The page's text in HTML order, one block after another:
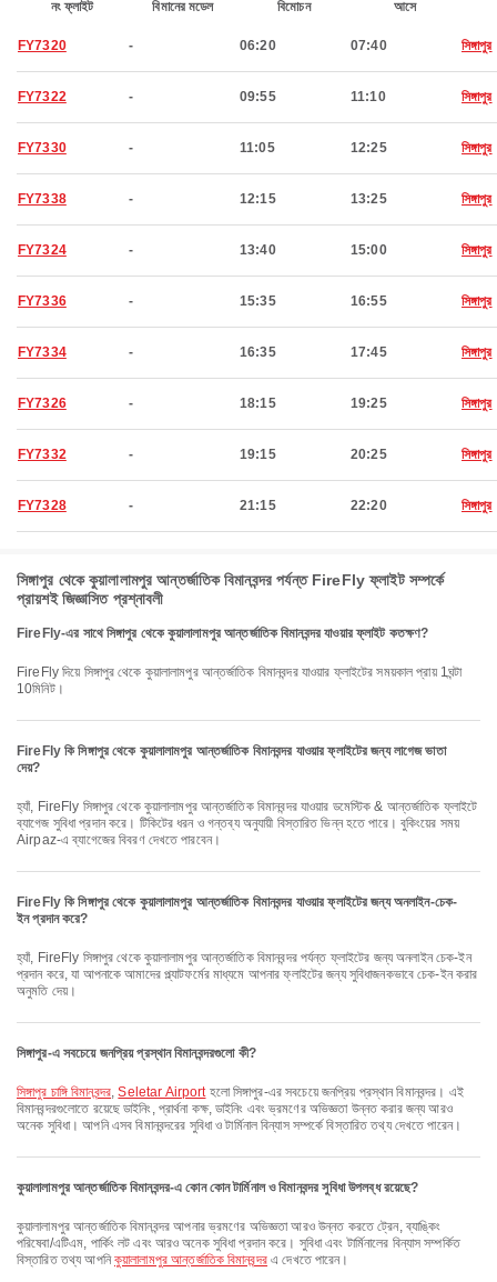
নং ফ্লাইট বিমানের মডেল বিমোচন আসে
FY7320 - 06:20 07:40 সিঙ্গাপুর
FY7322 - 09:55 11:10 সিঙ্গাপুর
FY7330 - 11:05 12:25 সিঙ্গাপুর
FY7338 - 12:15 13:25 সিঙ্গাপুর
FY7324 - 13:40 15:00 সিঙ্গাপুর
FY7336 - 15:35 16:55 সিঙ্গাপুর
FY7334 - 16:35 17:45 সিঙ্গাপুর
FY7326 - 18:15 19:25 সিঙ্গাপুর
FY7332 - 19:15 20:25 সিঙ্গাপুর
FY7328 - 21:15 22:20 সিঙ্গাপুর
সিঙ্গাপুর থেকে কুয়ালালামপুর আন্তর্জাতিক বিমানবন্দর পর্যন্ত FireFly ফ্লাইট সম্পর্কে
প্রায়শই জিজ্ঞাসিত প্রশ্নাবলী
FireFly-এর সাথে সিঙ্গাপুর থেকে কুয়ালালামপুর আন্তর্জাতিক বিমানবন্দর যাওয়ার ফ্লাইট কতক্ষণ?
FireFly দিয়ে সিঙ্গাপুর থেকে কুয়ালালামপুর আন্তর্জাতিক বিমানবন্দর যাওয়ার ফ্লাইটের সময়কাল প্রায় 1ঘন্টা
10মিনিট।
FireFly কি সিঙ্গাপুর থেকে কুয়ালালামপুর আন্তর্জাতিক বিমানবন্দর যাওয়ার ফ্লাইটের জন্য লাগেজ ভাতা
দেয়?
হ্যাঁ, FireFly সিঙ্গাপুর থেকে কুয়ালালামপুর আন্তর্জাতিক বিমানবন্দর যাওয়ার ডমেস্টিক & আন্তর্জাতিক ফ্লাইটে
ব্যাগেজ সুবিধা প্রদান করে। টিকিটের ধরন ও গন্তব্য অনুযায়ী বিস্তারিত ভিন্ন হতে পারে। বুকিংয়ের সময়
Airpaz-এ ব্যাগেজের বিবরণ দেখতে পারবেন।
FireFly কি সিঙ্গাপুর থেকে কুয়ালালামপুর আন্তর্জাতিক বিমানবন্দর যাওয়ার ফ্লাইটের জন্য অনলাইন-চেক-
ইন প্রদান করে?
হ্যাঁ, FireFly সিঙ্গাপুর থেকে কুয়ালালামপুর আন্তর্জাতিক বিমানবন্দর পর্যন্ত ফ্লাইটের জন্য অনলাইন চেক-ইন
প্রদান করে, যা আপনাকে আমাদের প্ল্যাটফর্মের মাধ্যমে আপনার ফ্লাইটের জন্য সুবিধাজনকভাবে চেক-ইন করার
অনুমতি দেয়।
সিঙ্গাপুর-এ সবচেয়ে জনপ্রিয় প্রস্থান বিমানবন্দরগুলো কী?
সিঙ্গাপুর চাঙ্গি বিমানবন্দর,Seletar Airportহলো সিঙ্গাপুর-এর সবচেয়ে জনপ্রিয় প্রস্থান বিমানবন্দর। এই
বিমানবন্দরগুলোতে রয়েছে ডাইনিং, প্রার্থনা কক্ষ, ডাইনিং এবং ভ্রমণের অভিজ্ঞতা উন্নত করার জন্য আরও
অনেক সুবিধা। আপনি এসব বিমানবন্দরের সুবিধা ও টার্মিনাল বিন্যাস সম্পর্কে বিস্তারিত তথ্য দেখতে পারেন।
কুয়ালালামপুর আন্তর্জাতিক বিমানবন্দর-এ কোন কোন টার্মিনাল ও বিমানবন্দর সুবিধা উপলব্ধ রয়েছে?
কুয়ালালামপুর আন্তর্জাতিক বিমানবন্দর আপনার ভ্রমণের অভিজ্ঞতা আরও উন্নত করতে ট্রেন, ব্যাঙ্কিং
পরিষেবা/এটিএম, পার্কিং লট এবং আরও অনেক সুবিধা প্রদান করে। সুবিধা এবং টার্মিনালের বিন্যাস সম্পর্কিত
বিস্তারিত তথ্য আপনিকুয়ালালামপুর আন্তর্জাতিক বিমানবন্দর এ দেখতে পারেন।